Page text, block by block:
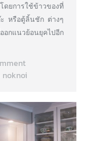
ดยการใช้ข้าวของที่
หรือตู้ลิ้นชัก ต่างๆ
กแนวย้อนยุคไปอีก